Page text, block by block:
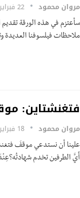
مروان محمود 22 فبراير 2019
سأعتزم في هذه الورقة تقديم
ملاحظات فيلسوفنا العديدة
فتغنشتاين:
مروان محمود 18 فبراير 2019
علينا أن نستدعي موقفَ
أَيَّ الطرفين تخدم